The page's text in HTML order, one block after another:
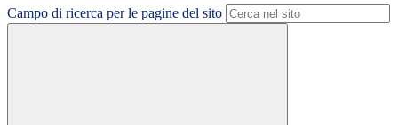
Campo di ricerca per le pagine del sito